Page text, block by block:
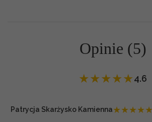
Opinie (5)
★★★★★4.6
Patrycja Skarżysko Kamienna★★★★★